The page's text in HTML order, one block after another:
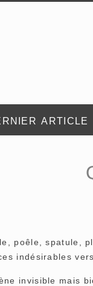
article
poêle, spatule,
indésirables
invisible mais